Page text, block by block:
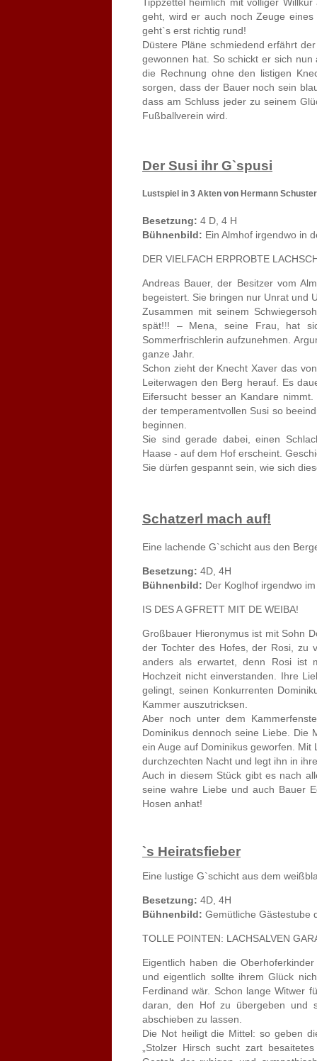
geht, wird er auch noch Zeuge
geht`s erst richtig rund!
Düstere Pläne schmiedend erfährt
gewonnen hat. So schickt er sich
die Rechnung ohne den listigen
sorgen, dass der Bauer noch sein
dass am Schluss jeder zu seinem
Fußballverein wird.
Der Susi ihr G`spusi
Lustspiel in 3 Akten von Hermann Schuster
Besetzung: 4 D, 4 H
Bühnenbild: Ein Almhof irgendwo in
DER VIELFACH ERPROBTE
Andreas Bauer, der Besitzer vom
begeistert. Sie bringen nur Unrat und
Zusammen mit seinem
spät!!! – Mena, seine Frau, hat
Sommerfrischlerin aufzunehmen.
ganze Jahr.
Schon zieht der Knecht Xaver das
Leiterwagen den Berg herauf. Es
Eifersucht besser an Kandare
der temperamentvollen Susi so
beginnen.
Sie sind gerade dabei, einen
Haase - auf dem Hof erscheint.
Sie dürfen gespannt sein, wie sich
Schatzerl mach auf!
Eine lachende G`schicht aus den
Besetzung: 4D, 4H
Bühnenbild: Der Koglhof irgendwo
IS DES A GFRETT MIT DE WEIBA!
Großbauer Hieronymus ist mit Sohn
der Tochter des Hofes, der Rosi, zu
anders als erwartet, denn Rosi ist
Hochzeit nicht einverstanden. Ihre
gelingt, seinen Konkurrenten
Kammer auszutricksen.
Aber noch unter dem
Dominikus dennoch seine Liebe. Die
ein Auge auf Dominikus geworfen. Mit
durchzechten Nacht und legt ihn in
Auch in diesem Stück gibt es nach
seine wahre Liebe und auch Bauer
Hosen anhat!
`s Heiratsfieber
Eine lustige G`schicht aus dem
Besetzung: 4D, 4H
Bühnenbild: Gemütliche Gästestube
TOLLE POINTEN: LACHSALVEN
Eigentlich haben die
und eigentlich sollte ihrem Glück
Ferdinand wär. Schon lange Witwer
daran, den Hof zu übergeben und
abschieben zu lassen.
Die Not heiligt die Mittel: so geben
„Stolzer Hirsch sucht zart